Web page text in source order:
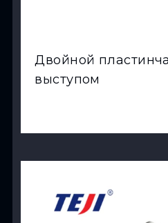
Двойной
выступом